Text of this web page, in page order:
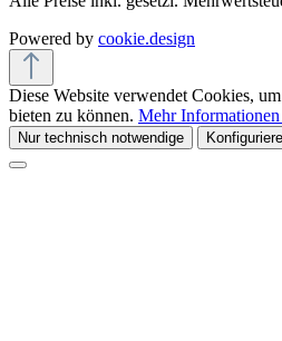
Powered by cookie.design
Diese Website verwendet Cookies,
bieten zu können. Mehr Informationen
Nur technisch notwendige